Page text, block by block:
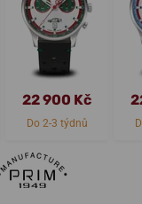
22 900 Kč
Do 2-3 týdnů